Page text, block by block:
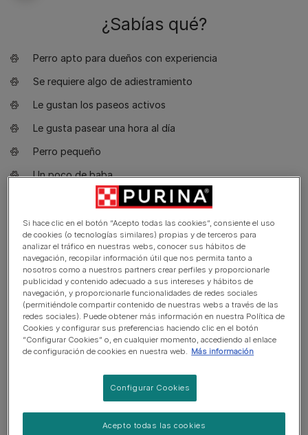
¿Sabías qué?
Perro apto para dueños con experiencia
Se requiere algo de adiestramiento
Le gustan los paseos activos
Le gusta pasear una hora al día
Perro pequeño
Un poco de baba
Requiere aseo cada dos días
Raza no hipoalergénica
Perro expresivo y ladrador
Perro guardián. Ladra y está alerta
Puede necesitar entrenamiento para vivir con otras
mascotas
Puede necesitar supervisión adicional para convivir con
niños
INFORMACIÓN GENERAL DE SALUD
Si hace clic en el botón “Acepto todas las cookies”, consiente el uso
de cookies (o tecnologías similares) propias y de terceros para
analizar el tráfico en nuestras webs, conocer sus hábitos de
navegación, recopilar información útil que nos permita tanto a
nosotros como a nuestros partners crear perfiles y proporcionarle
publicidad y contenido adecuado a sus intereses y hábitos de
navegación, y proporcionarle funcionalidades de redes sociales
(permitiéndole compartir contenido de nuestras webs a través de las
redes sociales). Puede obtener más información en nuestra Política de
Cookies y configurar sus preferencias haciendo clic en el botón
“Configurar Cookies” o, en cualquier momento, accediendo al enlace
de configuración de cookies en nuestra web. Más información
Configurar Cookies
Acepto todas las cookies